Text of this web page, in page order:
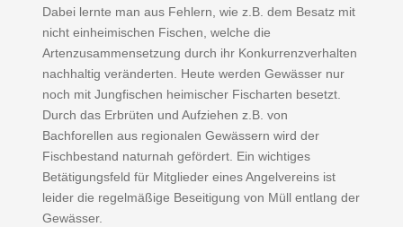
Dabei lernte man aus Fehlern, wie z.B. dem Besatz mit
nicht einheimischen Fischen, welche die
Artenzusammensetzung durch ihr Konkurrenzverhalten
nachhaltig veränderten. Heute werden Gewässer nur
noch mit Jungfischen heimischer Fischarten besetzt.
Durch das Erbrüten und Aufziehen z.B. von
Bachforellen aus regionalen Gewässern wird der
Fischbestand naturnah gefördert. Ein wichtiges
Betätigungsfeld für Mitglieder eines Angelvereins ist
leider die regelmäßige Beseitigung von Müll entlang der
Gewässer.